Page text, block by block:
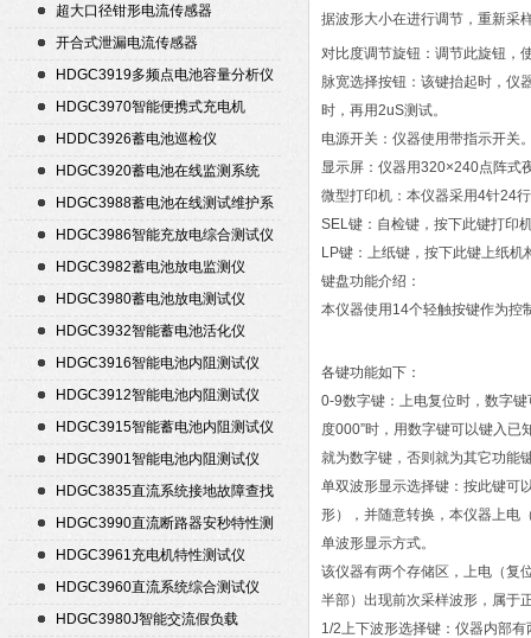
超大口径钳形电流传感器
开合式泄漏电流传感器
HDGC3919多频点电池容量分析仪
HDGC3970智能便携式充电机
HDDC3926蓄电池巡检仪
HDGC3920蓄电池在线监测系统
HDGC3988蓄电池在线测试维护系
统
HDGC3986智能充放电综合测试仪
HDGC3982蓄电池放电监测仪
HDGC3980蓄电池放电测试仪
HDGC3932智能蓄电池活化仪
HDGC3916智能电池内阻测试仪
HDGC3912智能电池内阻测试仪
HDGC3915智能蓄电池内阻测试仪
HDGC3901智能电池内阻测试仪
HDGC3835直流系统接地故障查找
仪
HDGC3990直流断路器安秒特性测
试仪
HDGC3961充电机特性测试仪
HDGC3960直流系统综合测试仪
HDGC3980J智能交流假负载
据波形大小在进行调节，重新采
对比度调节旋钮：调节此旋钮，
脉宽选择按钮：该键抬起时，仪
时，再用2uS测试。
电源开关：仪器使用带指示开关
显示屏：仪器用320×240点阵式
微型打印机：本仪器采用4针24
SEL键：自检键，按下此键打印
LP键：上纸键，按下此键上纸
键盘功能介绍：
本仪器使用14个轻触按键作为控
各键功能如下：
0-9数字键：上电复位时，数字
度000”时，用数字键可以键入
就为数字键，否则就为其它功能
单双波形显示选择键：按此键可
形），并随意转换，本仪器上电
单波形显示方式。
该仪器有两个存储区，上电（复
半部）出现前次采样波形，属于
1/2上下波形选择键：仪器内部